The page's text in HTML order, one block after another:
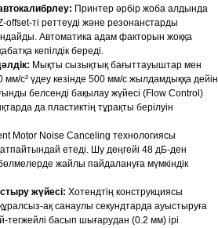
Принтер әрбір жоба алдында
offset-ті реттеуді және резонанстарды
Автоматика адам факторын жоққа
кепілдік береді.
Мықты сызықтық бағыттауыштар мен
мм/с² үдеу кезінде 500 мм/с жылдамдыққа дейін
белсенді бақылау жүйесі (Flow Control)
да пластиктің тұрақты берілуін
Motor Noise Canceling технологиясы
етеді. Шу деңгейі 48 дБ-ден
жайлы пайдалануға мүмкіндік
жүйесі: Хотендтің конструкциясы
ақ санаулы секундтарда ауыстыруға
тегжейлі басып шығарудан (0.2 мм) ірі